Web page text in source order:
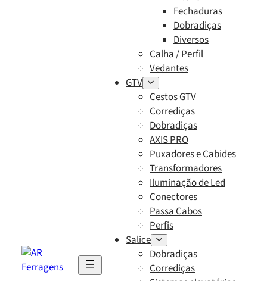
Fechaduras
Dobradiças
Diversos
Calha / Perfil
Vedantes
GTV
Cestos GTV
Corrediças
Dobradiças
AXIS PRO
Puxadores e Cabides
Transformadores
Iluminação de Led
Conectores
Passa Cabos
Perfis
Salice
Dobradiças
Corrediças